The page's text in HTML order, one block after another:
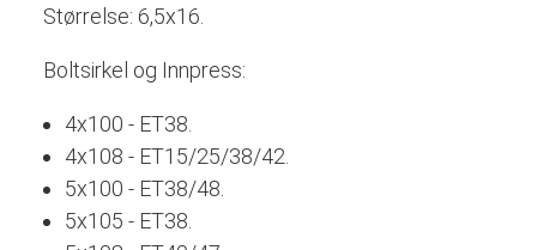
Størrelse: 6,5x16.
Boltsirkel og Innpress:
4x100 - ET38.
4x108 - ET15/25/38/42.
5x100 - ET38/48.
5x105 - ET38.